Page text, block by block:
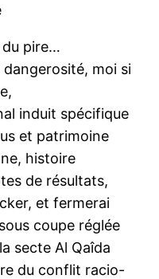
du pire…
moi si
induit spécifique
et patrimoine
histoire
de résultats,
et fermerai
coupe réglée
secte Al Qaîda
du conflit racio-